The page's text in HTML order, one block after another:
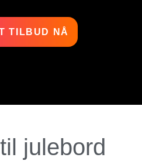
TILBUD NÅ
julebord